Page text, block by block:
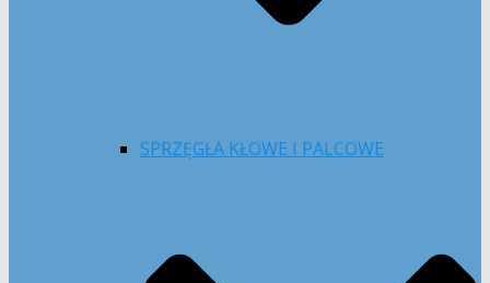
SPRZĘGŁA KŁOWE I PALCOWE